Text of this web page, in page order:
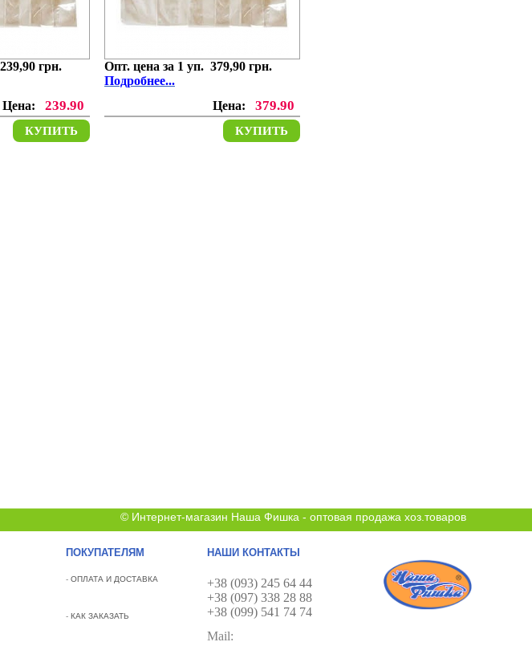
грн.
Цена:
239.90
КУПИТЬ
Опт. цена за 1 уп. 379,90 грн.
Подробнее...
Цена:
379.90
КУПИТЬ
© Интернет-магазин Наша Фишка - оптовая продажа хоз.товаров
ПОКУПАТЕЛЯМ НАШИ КОНТАКТЫ
- ОПЛАТА И ДОСТАВКА
+38 (093) 245 64 44
+38 (097) 338 28 88
+38 (099) 541 74 74
Mail:
- КАК ЗАКАЗАТЬ